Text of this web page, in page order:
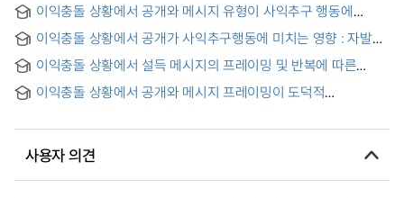
이익충돌 상황에서 공개와 메시지 유형이 사익추구 행동에
이익충돌 상황에서 공개가 사익추구행동에 미치는 영향 : 자발
이익충돌 상황에서 설득 메시지의 프레이밍 및 반복에 따른
이익충돌 상황에서 공개와 메시지 프레이밍이 도덕적
사용자 의견